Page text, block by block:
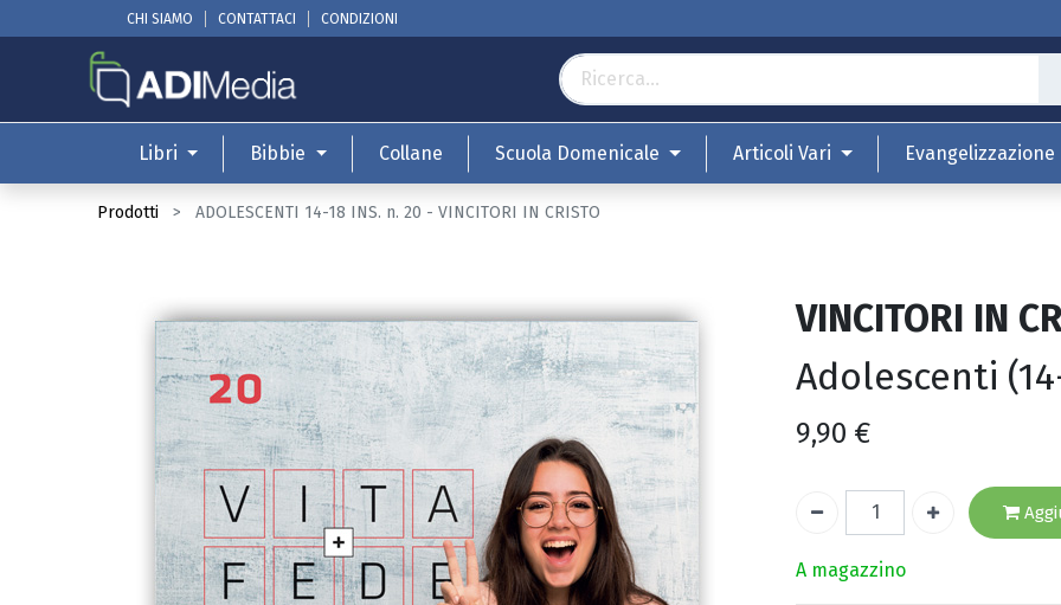
CHI SIAMO CONTATTACI CONDIZIONI
Libri Bibbie Collane Scuola Domenicale Articoli Vari Evangelizzazione
Prodotti ADOLESCENTI 14-18 INS. n. 20 - VINCITORI IN CRISTO
VINCITORI IN
Adolescenti
9,90 €
A magazzino